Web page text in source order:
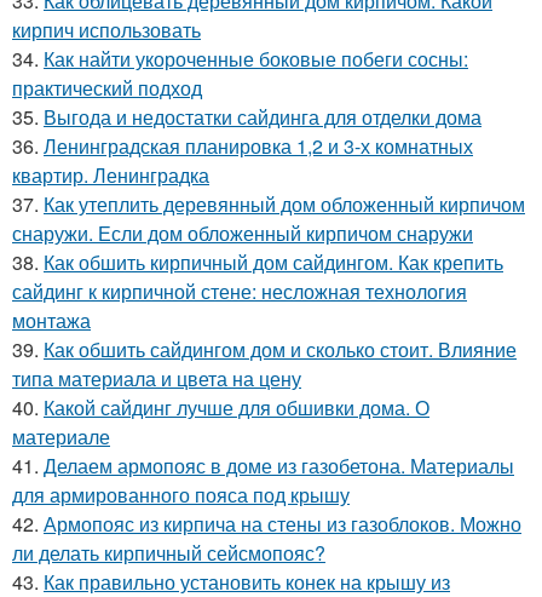
кирпич использовать
34. Как найти укороченные боковые побеги сосны:
практический подход
35. Выгода и недостатки сайдинга для отделки дома
36. Ленинградская планировка 1,2 и 3-х комнатных
квартир. Ленинградка
37. Как утеплить деревянный дом обложенный кирпичом
снаружи. Если дом обложенный кирпичом снаружи
38. Как обшить кирпичный дом сайдингом. Как крепить
сайдинг к кирпичной стене: несложная технология
монтажа
39. Как обшить сайдингом дом и сколько стоит. Влияние
типа материала и цвета на цену
40. Какой сайдинг лучше для обшивки дома. О
материале
41. Делаем армопояс в доме из газобетона. Материалы
для армированного пояса под крышу
42. Армопояс из кирпича на стены из газоблоков. Можно
ли делать кирпичный сейсмопояс?
43. Как правильно установить конек на крышу из